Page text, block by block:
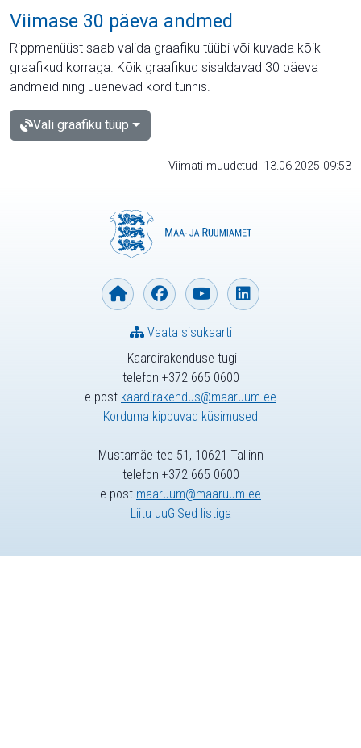
Viimase 30 päeva andmed
Rippmenüüst saab valida graafiku tüübi või kuvada kõik
graafikud korraga. Kõik graafikud sisaldavad 30 päeva
andmeid ning uuenevad kord tunnis.
Vali graafiku tüüp
Viimati muudetud: 13.06.2025 09:53
Kaardirakenduse tugi
telefon +372 665 0600
e-post kaardirakendus@maaruum.ee
Korduma kippuvad küsimused
Vaata sisukaarti
Mustamäe tee 51, 10621 Tallinn
telefon +372 665 0600
e-post maaruum@maaruum.ee
Liitu uuGISed listiga